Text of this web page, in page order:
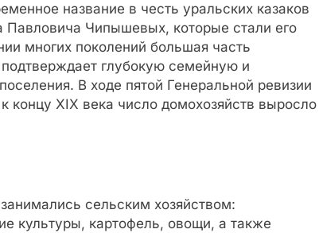
название в честь уральских казаков
Чипышевых, которые стали его
многих поколений большая часть
глубокую семейную и
В ходе пятой Генеральной ревизии
концу XIX века число домохозяйств выросло
сельским хозяйством:
культуры, картофель, овощи, а также